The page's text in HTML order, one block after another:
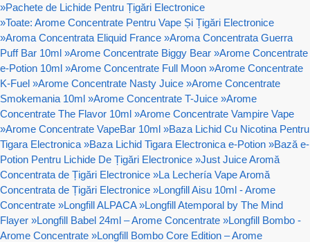
»Pachete de Lichide Pentru Țigări Electronice
»Toate: Arome Concentrate Pentru Vape Și Țigări Electronice
»Aroma Concentrata Eliquid France »Aroma Concentrata Guerra
Puff Bar 10ml »Arome Concentrate Biggy Bear »Arome Concentrate
e-Potion 10ml »Arome Concentrate Full Moon »Arome Concentrate
K-Fuel »Arome Concentrate Nasty Juice »Arome Concentrate
Smokemania 10ml »Arome Concentrate T-Juice »Arome
Concentrate The Flavor 10ml »Arome Concentrate Vampire Vape
»Arome Concentrate VapeBar 10ml »Baza Lichid Cu Nicotina Pentru
Tigara Electronica »Baza Lichid Tigara Electronica e-Potion »Bază e-
Potion Pentru Lichide De Țigări Electronice »Just Juice Aromă
Concentrata de Țigări Electronice »La Lechería Vape Aromă
Concentrata de Țigări Electronice »Longfill Aisu 10ml - Arome
Concentrate »Longfill ALPACA »Longfill Atemporal by The Mind
Flayer »Longfill Babel 24ml – Arome Concentrate »Longfill Bombo -
Arome Concentrate »Longfill Bombo Core Edition – Arome